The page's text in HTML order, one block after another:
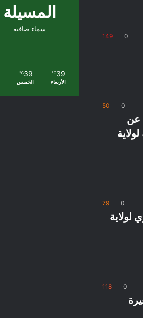
0
149
0
50
عن
0
79
لولاية
0
118
المسيلة
سماء صافية
39
℃
الأربعاء
39
℃
الخميس